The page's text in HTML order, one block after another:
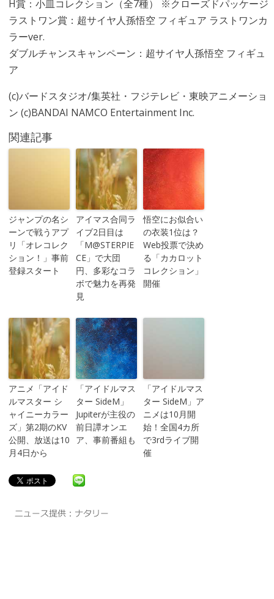
H賞：小皿コレクション（全7種） ※クローズドパッケージ
ラストワン賞：超サイヤ人孫悟空 フィギュア ラストワンカ
ラーver.
ダブルチャンスキャンペーン：超サイヤ人孫悟空 フィギュ
ア
(c)バードスタジオ/集英社・フジテレビ・東映アニメーショ
ン (c)BANDAI NAMCO Entertainment Inc.
関連記事
ジャンプの名シ
ーンで戦うアプ
リ「オレコレク
ション！」事前
登録スタート
アイマス合同ラ
イブ2日目は
「M@STERPIE
CE」で大団
円、多彩なコラ
ボで魅力を再発
見
悟空にお似合い
の衣装1位は？
Web投票で決め
る「カカロット
コレクション」
開催
アニメ「アイド
ルマスター シ
ャイニーカラー
ズ」第2期のKV
公開、放送は10
月4日から
「アイドルマス
ター SideM」
Jupiterが主役の
前日譚オンエ
ア、事前番組も
「アイドルマス
ター SideM」ア
ニメは10月開
始！全国4カ所
で3rdライブ開
催